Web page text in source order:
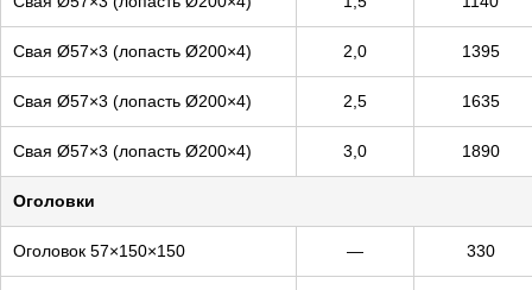
Свая Ø57×3 (лопасть Ø200×4) 2,0 1395
Свая Ø57×3 (лопасть Ø200×4) 2,5 1635
Свая Ø57×3 (лопасть Ø200×4) 3,0 1890
Оголовки
Оголовок 57×150×150 — 330